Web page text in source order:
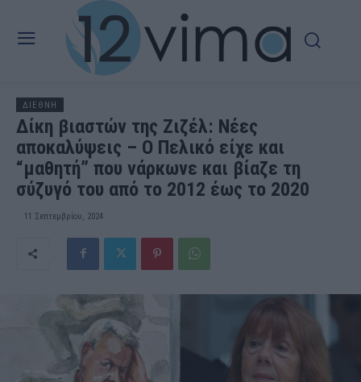
ΔΙΕΘΝΗ
Δίκη βιαστών της Ζιζέλ: Νέες
αποκαλύψεις – Ο Πελικό είχε και
“μαθητή” που νάρκωνε και βίαζε τη
σύζυγό του από το 2012 έως το 2020
11 Σεπτεμβρίου, 2024